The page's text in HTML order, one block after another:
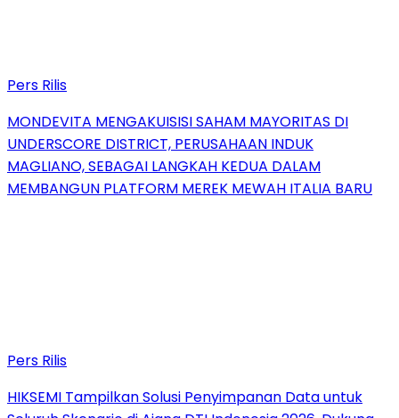
Pers Rilis
MONDEVITA MENGAKUISISI SAHAM MAYORITAS DI
UNDERSCORE DISTRICT, PERUSAHAAN INDUK
MAGLIANO, SEBAGAI LANGKAH KEDUA DALAM
MEMBANGUN PLATFORM MEREK MEWAH ITALIA BARU
Pers Rilis
HIKSEMI Tampilkan Solusi Penyimpanan Data untuk